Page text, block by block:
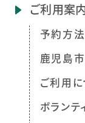
ご利用案
予約方
鹿児島
ご利用
ボランテ